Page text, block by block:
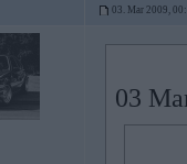
03. Mar 2009,
03